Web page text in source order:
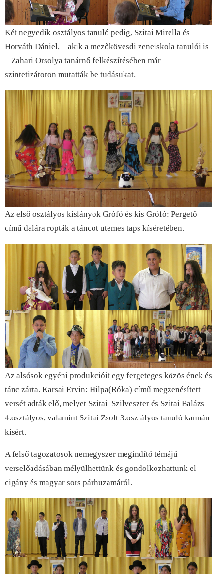
Két negyedik osztályos tanuló pedig, Szitai Mirella és
Horváth Dániel, – akik a mezőkövesdi zeneiskola tanulói is
– Zahari Orsolya tanárnő felkészítésében már
szintetizátoron mutatták be tudásukat.
Az első osztályos kislányok Grófó és kis Grófó: Pergető
című dalára ropták a táncot ütemes taps kíséretében.
Az alsósok egyéni produkcióit egy fergeteges közös ének és
tánc zárta. Karsai Ervin: Hilpa(Róka) című megzenésített
versét adták elő, melyet Szitai Szilveszter és Szitai Balázs
4.osztályos, valamint Szitai Zsolt 3.osztályos tanuló kannán
kísért.
A felső tagozatosok nemegyszer megindító témájú
verselőadásában mélyülhettünk és gondolkozhattunk el
cigány és magyar sors párhuzamáról.